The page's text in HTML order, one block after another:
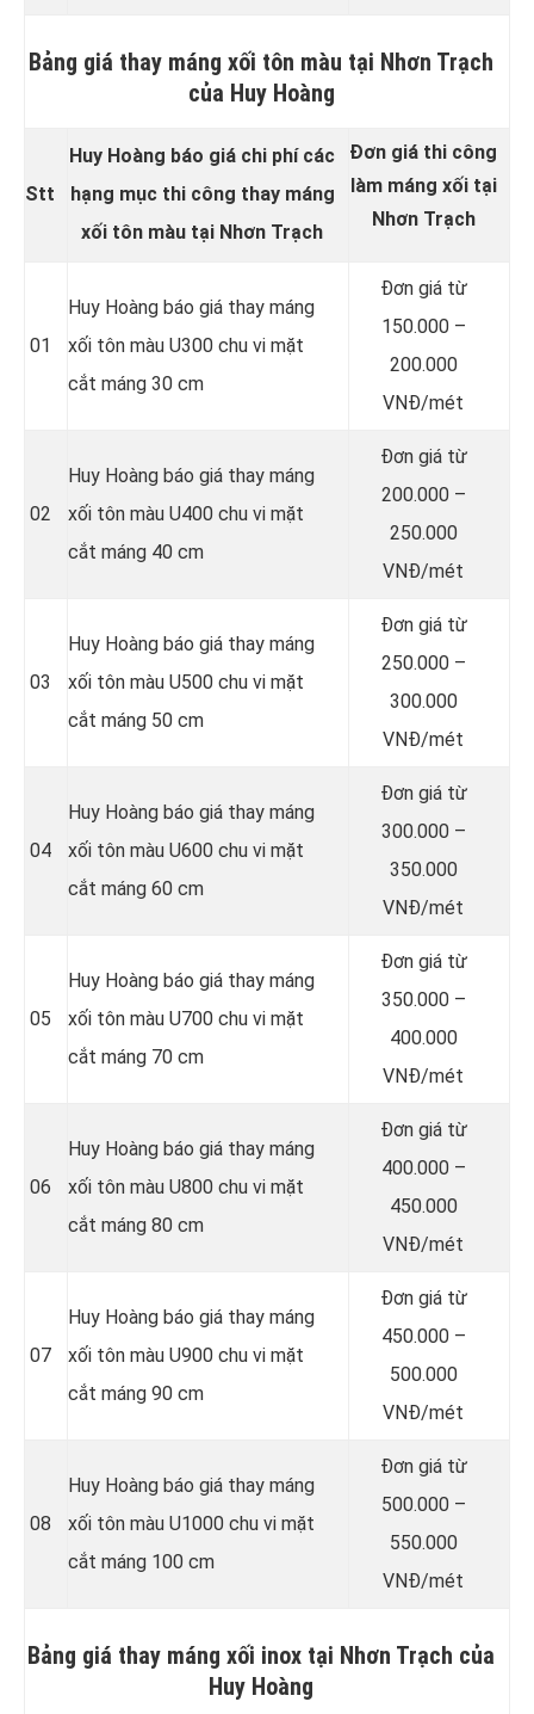
Bảng giá thay máng xối tôn màu tại Nhơn Trạch
của Huy Hoàng
Stt
Huy Hoàng báo giá chi phí các
hạng mục thi công thaymáng
xối tôn màu tại Nhơn Trạch
Đơn giá thi công
làm máng xối tại
Nhơn Trạch
01
Huy Hoàng báo giá thay máng
xối tôn màu U300 chu vi mặt
cắt máng 30 cm
Đơn giá từ
150.000 –
200.000
VNĐ/mét
02
Huy Hoàng báo giá thay máng
xối tôn màu U400 chu vi mặt
cắt máng 40 cm
Đơn giá từ
200.000 –
250.000
VNĐ/mét
03
Huy Hoàng báo giá thay máng
xối tôn màu U500 chu vi mặt
cắt máng 50 cm
Đơn giá từ
250.000 –
300.000
VNĐ/mét
04
Huy Hoàng báo giá thay máng
xối tôn màu U600 chu vi mặt
cắt máng 60 cm
Đơn giá từ
300.000 –
350.000
VNĐ/mét
05
Huy Hoàng báo giá thay máng
xối tôn màu U700 chu vi mặt
cắt máng 70 cm
Đơn giá từ
350.000 –
400.000
VNĐ/mét
06
Huy Hoàng báo giá thay máng
xối tôn màu U800 chu vi mặt
cắt máng 80 cm
Đơn giá từ
400.000 –
450.000
VNĐ/mét
07
Huy Hoàng báo giá thay máng
xối tôn màu U900 chu vi mặt
cắt máng 90 cm
Đơn giá từ
450.000 –
500.000
VNĐ/mét
08
Huy Hoàng báo giá thay máng
xối tôn màu U1000 chu vi mặt
cắt máng 100 cm
Đơn giá từ
500.000 –
550.000
VNĐ/mét
Bảng giá thay máng xối inox tại Nhơn Trạch của
Huy Hoàng